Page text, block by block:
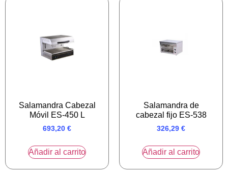
Salamandra Cabezal
Móvil ES-450 L
693,20 €
Añadir al carrito
Salamandra de
cabezal fijo ES-538
326,29 €
Añadir al carrito